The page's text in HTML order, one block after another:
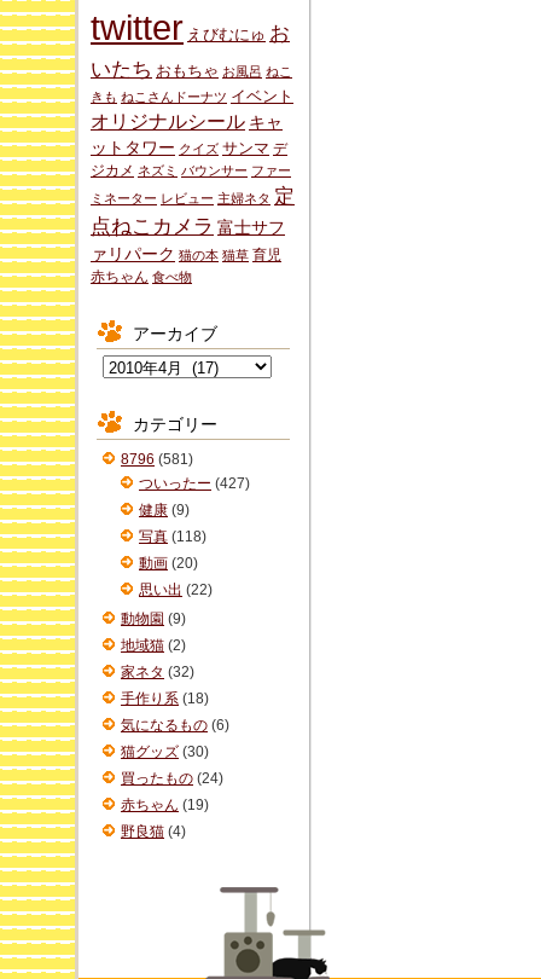
twitter えびむにゅ お
いたち おもちゃ お風呂 ねこ
きも ねこさんドーナツ イベント
オリジナルシール キャ
ットタワー クイズ サンマ デ
ジカメ ネズミ バウンサー ファー
ミネーター レビュー 主婦ネタ 定
点ねこカメラ 富士サフ
ァリパーク 猫の本 猫草 育児
赤ちゃん 食べ物
アーカイブ
イ
ブ
カテゴリー
8796 (581)
ついったー (427)
健康 (9)
写真 (118)
動画 (20)
思い出 (22)
動物園 (9)
地域猫 (2)
家ネタ (32)
手作り系 (18)
気になるもの (6)
猫グッズ (30)
買ったもの (24)
赤ちゃん (19)
野良猫 (4)